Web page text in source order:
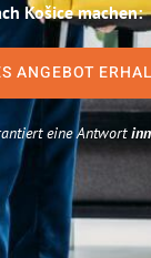
Košice machen:
ANGEBOT
eine Antwort